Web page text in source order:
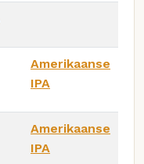
Amerikaanse
IPA
Amerikaanse
IPA